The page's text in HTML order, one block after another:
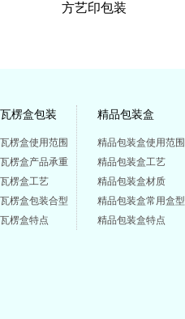
方艺印包装
瓦楞盒包装
瓦楞盒使用范围
瓦楞盒产品承重
瓦楞盒工艺
瓦楞盒包装合型
瓦楞盒特点
精品包装盒
精品包装盒使用范围
精品包装盒工艺
精品包装盒材质
精品包装盒常用盒型
精品包装盒特点